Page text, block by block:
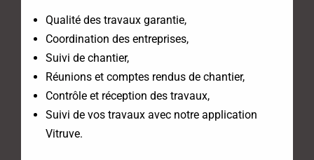
Qualité des travaux garantie,
Coordination des entreprises,
Suivi de chantier,
Réunions et comptes rendus de chantier,
Contrôle et réception des travaux,
Suivi de vos travaux avec notre application
Vitruve.